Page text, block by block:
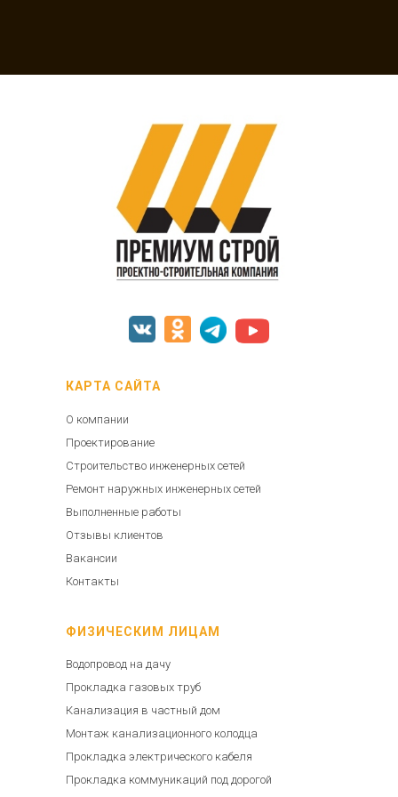
КАРТА САЙТА
ФИЗИЧЕСКИМ ЛИЦАМ
О компании
Проектирование
Строительство инженерных сетей
Ремонт наружных инженерных сетей
Выполненные работы
Отзывы клиентов
Вакансии
Контакты
Водопровод на дачу
Прокладка газовых труб
Канализация в частный дом
Монтаж канализационного колодца
Прокладка электрического кабеля
Прокладка коммуникаций под дорогой